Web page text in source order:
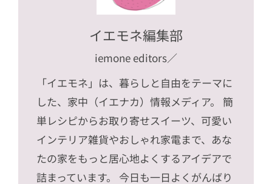
イエモネ編集部
iemone editors／
「イエモネ」は、暮らしと自由をテーマに
した、家中（イエナカ）情報メディア。 簡
単レシピからお取り寄せスイーツ、可愛い
インテリア雑貨やおしゃれ家電まで、あな
たの家をもっと居心地よくするアイデアで
詰まっています。 今日も一日よくがんばり